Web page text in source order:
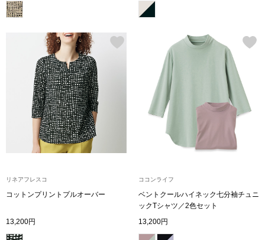
Salon de GRANDGRIS
ランド
【特集】
【特集】
おすすめカタ
BOGARD
リネアフレスコ
コットンプリントプルオーバー
13,200円
ココンライフ
ベントクールハイネック七分袖チュニ
ックTシャツ／2色セット
13,200円